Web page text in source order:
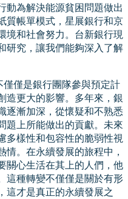
動為解決能源貧困問題做出
質帳單模式，星展銀行和京
境和社會努力。台新銀行現
研究，讓我們能夠深入了解
僅是銀行團隊參與預定計
造更大的影響。多年來，銀
逐漸加深，從懷疑和不熟悉
題上所能做出的貢獻。未來
多樣性和包容性的脆弱性視
。在永續發展的旅程中，
關心生活在其上的人們，他
這種轉變不僅僅是關於有形
這才是真正的永續發展之